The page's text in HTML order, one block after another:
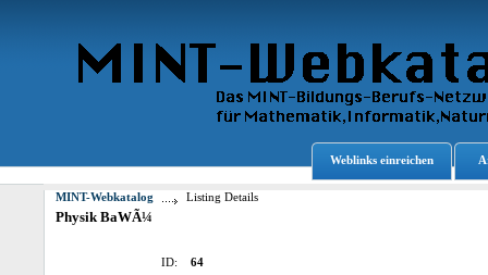
Weblinks einreichen
MINT-Webkatalog Listing Details
Physik BaWÃ¼
ID:
64